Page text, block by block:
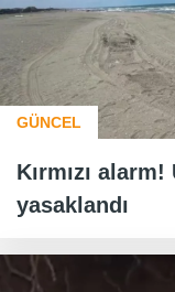
GÜNCEL
Kırmızı
yasaklandı